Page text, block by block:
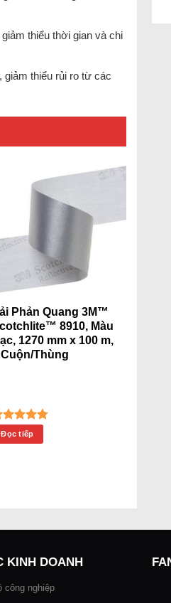
thiểu thời gian và chi
thiểu rủi ro từ các
Phản Quang 3M™
8910, Màu
1270 mm x 100 m,
Cuộn/Thùng
Được xếp
4.75
Đọc tiếp
KINH DOANH
công nghiệp